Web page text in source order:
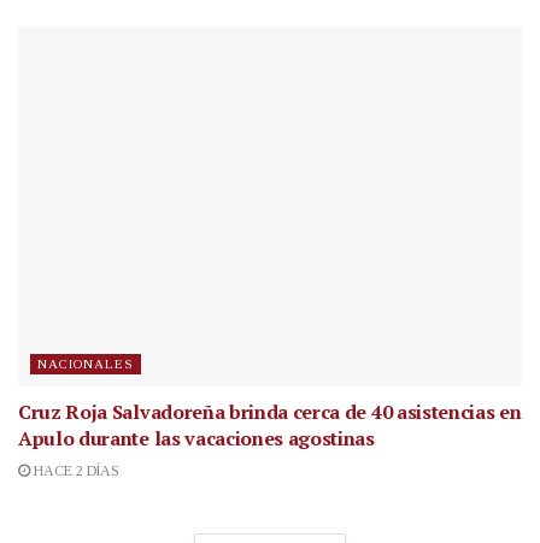
NACIONALES
Cruz Roja Salvadoreña brinda cerca de 40 asistencias en
Apulo durante las vacaciones agostinas
HACE 2 DÍAS